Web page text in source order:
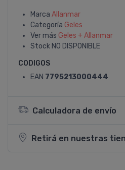
Marca Allanmar
Categoría Geles
Ver más Geles + Allanmar
Stock NO DISPONIBLE
CODIGOS
EAN 7795213000444
Calculadora de envío
Retirá en nuestras